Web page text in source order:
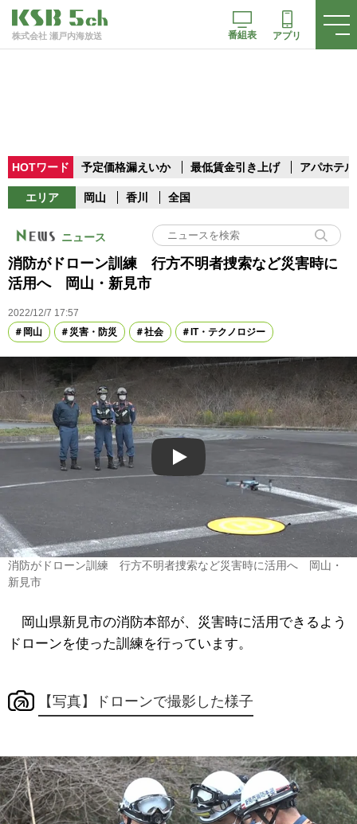
株式会社 瀬戸内海放送 番組表 アプリ
HOTワード 予定価格漏えいか 最低賃金引き上げ アパホテル
エリア 岡山 香川 全国
ニュース
消防がドローン訓練 行方不明者捜索など災害時に
活用へ 岡山・新見市
2022/12/7 17:57
岡山
災害・防災 社会 IT・テクノロジー
Play
消防がドローン訓練 行方不明者捜索など災害時に活用へ 岡山・
新見市
岡山県新見市の消防本部が、災害時に活用できるよう
ドローンを使った訓練を行っています。
【写真】ドローンで撮影した様子